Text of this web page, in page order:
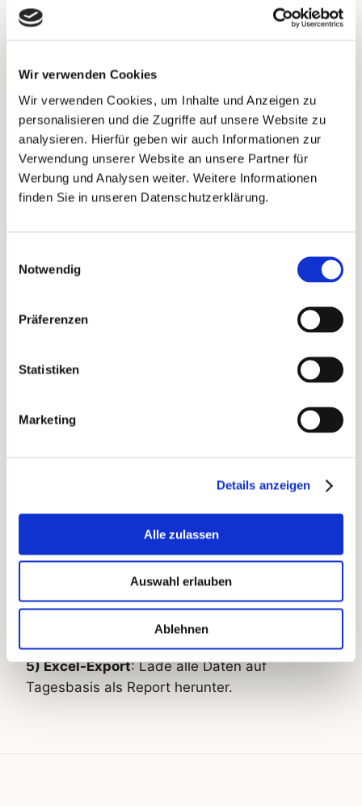
Wir verwenden Cookies
Wir verwenden Cookies, um Inhalte und Anzeigen zu
personalisieren und die Zugriffe auf unsere Website zu
analysieren. Hierfür geben wir auch Informationen zur
Verwendung unserer Website an unsere Partner für
Werbung und Analysen weiter. Weitere Informationen
finden Sie in unseren Datenschutzerklärung.
Notwendig
Präferenzen
Statistiken
Marketing
Details anzeigen
Alle zulassen
Auswahl erlauben
Ablehnen
Nicht-Öffner). Damit hebst du deine RFM-
Segmentierung aufs nächste Level.
: Sieh,
wie Print über Wochen wirkt, wir tracken
5) Excel-Export: Lade alle Daten auf
Tagesbasis als Report herunter.